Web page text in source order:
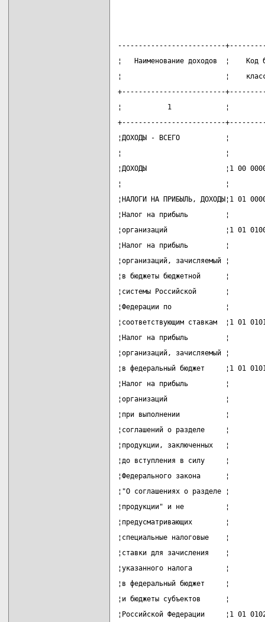
--------------------------
¦   Наименование доходов  ¦
¦                         ¦
+-------------------------
¦           1             ¦
+-------------------------
¦ДОХОДЫ - ВСЕГО           ¦
¦                         ¦
¦ДОХОДЫ                   ¦1 00 00000
¦                         ¦
¦НАЛОГИ НА ПРИБЫЛЬ, ДОХОДЫ¦1 01
¦Налог на прибыль         ¦
¦организаций              ¦1 01
¦Налог на прибыль         ¦
¦организаций,
¦в бюджеты бюджетной
¦системы Российской
¦Федерации по             ¦
¦соответствующим ставкам  ¦1 01
¦Налог на прибыль         ¦
¦организаций,
¦в федеральный бюджет     ¦1 01
¦Налог на прибыль         ¦
¦организаций              ¦
¦при выполнении           ¦
¦соглашений о разделе
¦продукции, заключенных
¦до вступления в силу
¦Федерального закона
¦"О соглашениях о разделе
¦продукции" и не          ¦
¦предусматривающих
¦специальные налоговые
¦ставки для зачисления
¦указанного налога
¦в федеральный бюджет
¦и бюджеты субъектов
¦Российской Федерации     ¦1 01